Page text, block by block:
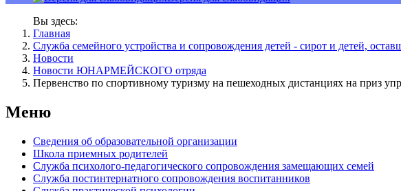
Вы здесь:
Главная
Служба семейного устройства и сопровождения детей - сирот и детей,
Новости
Новости ЮНАРМЕЙСКОГО отряда
Первенство по спортивному туризму на пешеходных дистанциях на приз
Меню
Сведения об образовательной организации
Школа приемных родителей
Служба психолого-педагогического сопровождения замещающих семей
Cлужба постинтернатного сопровождения воспитанников